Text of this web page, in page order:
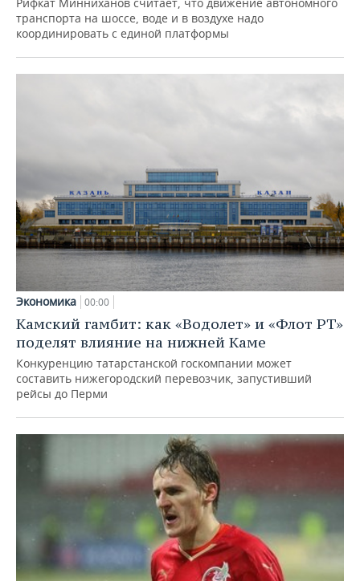
транспорта на шоссе, воде и в воздухе надо
координировать с единой платформы
Экономика 00:00
Камский гамбит: как «Водолет» и «Флот РТ»
поделят влияние на нижней Каме
Конкуренцию татарстанской госкомпании может
составить нижегородский перевозчик, запустивший
рейсы до Перми